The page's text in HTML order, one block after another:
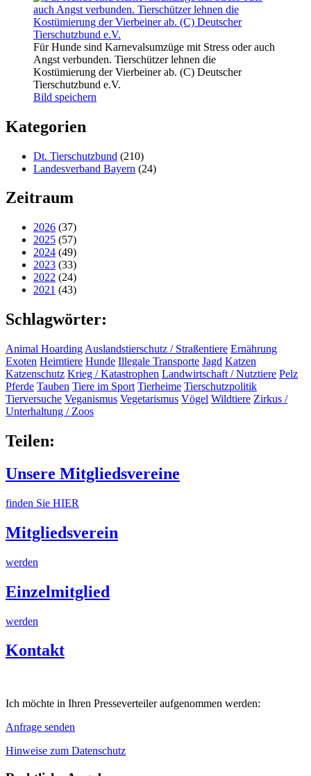
Für Hunde sind Karnevalsumzüge mit Stress oder auch
Angst verbunden. Tierschützer lehnen die
Kostümierung der Vierbeiner ab. (C) Deutscher
Tierschutzbund e.V.
Bild speichern
Kategorien
Dt. Tierschutzbund (210)
Landesverband Bayern (24)
Zeitraum
2026 (37)
2025 (57)
2024 (49)
2023 (33)
2022 (24)
2021 (43)
Schlagwörter:
Animal Hoarding Auslandstierschutz / Straßentiere Ernährung
Exoten Heimtiere Hunde Illegale Transporte Jagd Katzen
Katzenschutz Krieg / Katastrophen Landwirtschaft / Nutztiere Pelz
Pferde Tauben Tiere im Sport Tierheime Tierschutzpolitik
Tierversuche Veganismus Vegetarismus Vögel Wildtiere Zirkus /
Unterhaltung / Zoos
Teilen:
Unsere Mitgliedsvereine
finden Sie HIER
Mitgliedsverein
werden
Einzelmitglied
werden
Kontakt
Ich möchte in Ihren Presseverteiler aufgenommen werden:
Anfrage senden
Hinweise zum Datenschutz